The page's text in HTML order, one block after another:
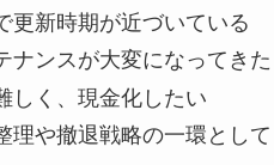
更新時期が近づいている
ナンスが大変になってきた
しく、現金化したい
理や撤退戦略の一環として